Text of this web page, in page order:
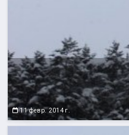
11 февр. 2014 г.